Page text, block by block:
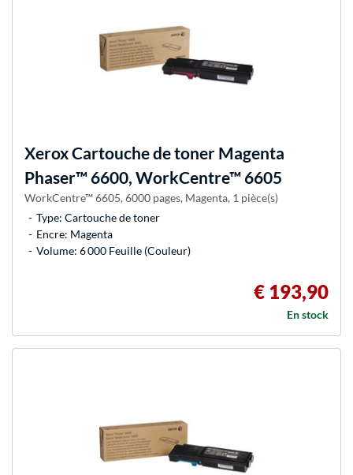
XeroxCartouche de toner Magenta
Phaser™ 6600, WorkCentre™ 6605
WorkCentre™ 6605, 6000 pages, Magenta, 1 pièce(s)
Type: Cartouche de toner
Encre: Magenta
Volume: 6 000 Feuille (Couleur)
€ 193,90
En stock